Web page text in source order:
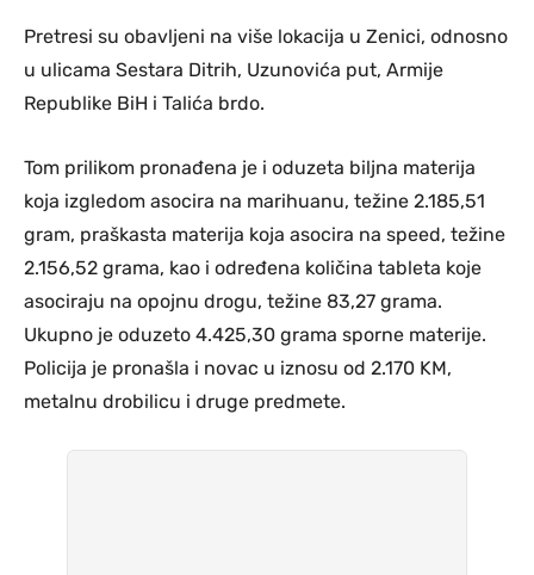
Pretresi su obavljeni na više lokacija u Zenici, odnosno
u ulicama Sestara Ditrih, Uzunovića put, Armije
Republike BiH i Talića brdo.
Tom prilikom pronađena je i oduzeta biljna materija
koja izgledom asocira na marihuanu, težine 2.185,51
gram, praškasta materija koja asocira na speed, težine
2.156,52 grama, kao i određena količina tableta koje
asociraju na opojnu drogu, težine 83,27 grama.
Ukupno je oduzeto 4.425,30 grama sporne materije.
Policija je pronašla i novac u iznosu od 2.170 KM,
metalnu drobilicu i druge predmete.